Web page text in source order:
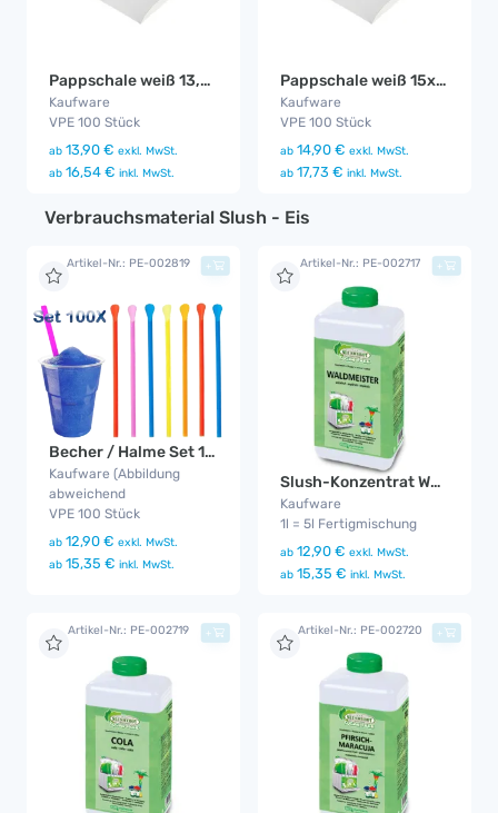
Pappschale weiß 13,5x10cm (100 Stück)
Kaufware
VPE 100 Stück
ab 13,90 € exkl. MwSt.
ab 16,54 € inkl. MwSt.
Pappschale weiß 15x13cm (100 Stück)
Kaufware
VPE 100 Stück
ab 14,90 € exkl. MwSt.
ab 17,73 € inkl. MwSt.
Verbrauchsmaterial Slush - Eis
Artikel-Nr.: PE-002819
Becher / Halme Set 100x
Kaufware (Abbildung
abweichend
VPE 100 Stück
ab 12,90 € exkl. MwSt.
ab 15,35 € inkl. MwSt.
+ Artikel-Nr.: PE-002717
Slush-Konzentrat Waldmeister
Kaufware
1l = 5l Fertigmischung
ab 12,90 € exkl. MwSt.
ab 15,35 € inkl. MwSt.
+
Artikel-Nr.: PE-002719 + Artikel-Nr.: PE-002720 +